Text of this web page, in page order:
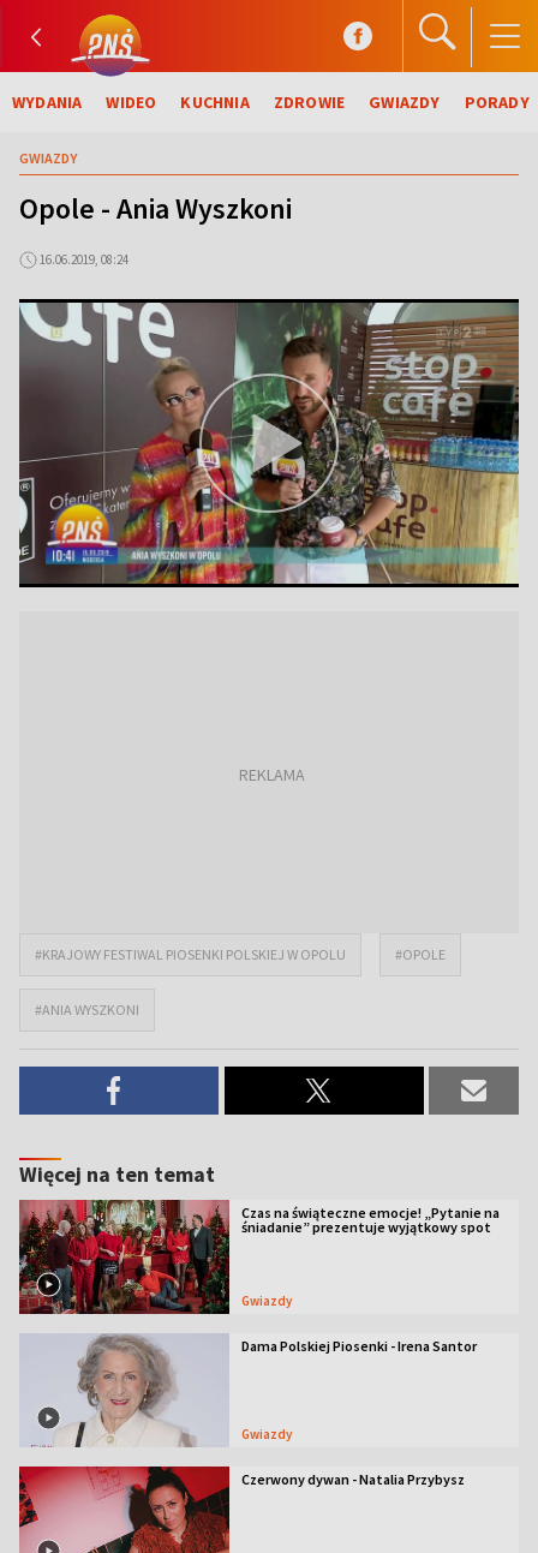
WYDANIA WIDEO KUCHNIA ZDROWIE GWIAZDY PORADY
GWIAZDY
Opole - Ania Wyszkoni
16.06.2019, 08:24
#KRAJOWY FESTIWAL PIOSENKI POLSKIEJ W OPOLU #OPOLE
#ANIA WYSZKONI
Więcej na ten temat
Czas na świąteczne emocje! „Pytanie na
śniadanie” prezentuje wyjątkowy spot
Gwiazdy
Dama Polskiej Piosenki - Irena Santor
Gwiazdy
Czerwony dywan - Natalia Przybysz